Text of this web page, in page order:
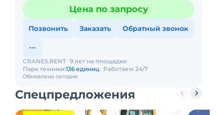
Цена по запросу
Позвонить Заказать Обратный звонок
Обновлено сегодня
CRANES.RENT 9 лет на площадке
Парк техники:136 единиц Работаем 24/7
Спецпредложения